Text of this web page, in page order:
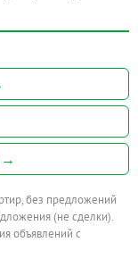
→
без предложений
(не сделки).
объявлений с